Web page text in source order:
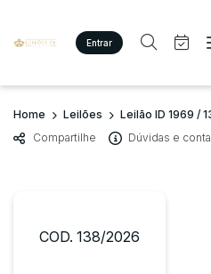
Entrar
Criar conta Entrar
Site
Agenda
Quem Somos
Imóveis
Busca por palavra-chave
Quem Somos
Home Leilões Leilão ID 1969 /
Compartilhe
Dúvidas e
COD. 138/2026